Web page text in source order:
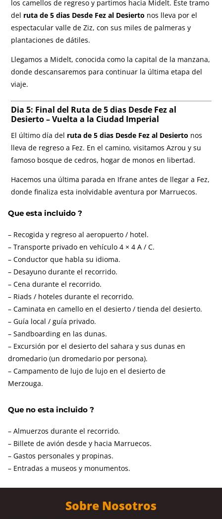
los camellos de regreso y partimos hacia Midelt. Este tramo
del ruta de 5 dias Desde Fez al Desierto nos lleva por el
espectacular valle de Ziz, con sus miles de palmeras y
plantaciones de dátiles.
Llegamos a Midelt, conocida como la capital de la manzana,
donde descansaremos para continuar la última etapa del
viaje.
Dia 5: Final del Ruta de 5 dias Desde Fez al
Desierto– Vuelta a la Ciudad Imperial
El último día del ruta de 5 dias Desde Fez al Desierto nos
lleva de regreso a Fez. En el camino, visitamos Azrou y su
famoso bosque de cedros, hogar de monos en libertad.
Hacemos una última parada en Ifrane antes de llegar a Fez,
donde finaliza esta inolvidable aventura por Marruecos.
Que esta incluido ?
– Recogida y regreso al aeropuerto / hotel.
– Transporte privado en vehículo 4 × 4 A / C.
– Conductor que habla su idioma.
– Desayuno durante el recorrido.
– Cena durante el recorrido.
– Riads / hoteles durante el recorrido.
– Caminata en camello en el desierto / tienda del desierto.
– Guía local / guía privado.
– Sandboarding en las dunas.
– Excursión por el desierto del sahara y sus dunas en
dromedario (un dromedario por persona).
– Campamento de lujo de lujo en el desierto de
Merzouga.
Que no esta incluido ?
– Almuerzos durante el recorrido.
– Billete de avión desde y hacia Marruecos.
– Gastos personales y propinas.
– Entradas a museos y monumentos.
Sobre Nosotros